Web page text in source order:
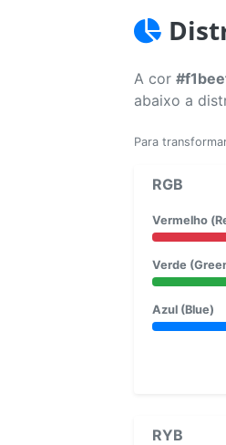
A cor
abaixo a
Para
RGB
Vermelho
Verde
Azul (Blue)
RYB